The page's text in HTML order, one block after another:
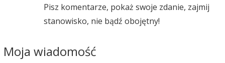
Pisz komentarze, pokaż swoje zdanie, zajmij
stanowisko, nie bądź obojętny!
Moja wiadomość